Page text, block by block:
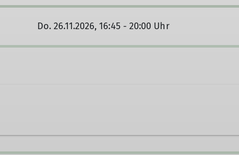
Do. 26.11.2026, 16:45 - 20:00 Uhr